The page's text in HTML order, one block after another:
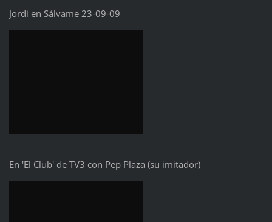
Jordi en Sálvame 23-09-09
En 'El Club' de TV3 con Pep Plaza (su imitador)